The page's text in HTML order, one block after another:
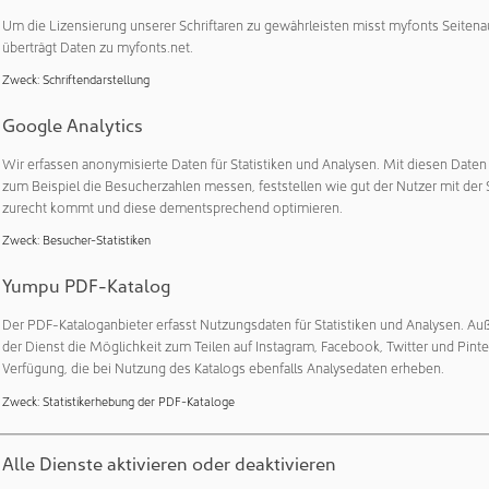
von der Science Based Target Initiative (SBTi) validiert
Klimaabkommen stehen.
David Tourneur, Country Manager für Elis Deutschland
Country Manager für Elis Deutschland und Österreich:
DNA und zu den Top 5% von 150.000 Teilnehmenden –
– zu gehören, zeigt, wie ernst wir unsere Verantwortung
nehmen und dass wir auf dem richtigen Weg sind."
Kontakte zeigen
Veröffentlichungen: Weitere Veröffentlichungen dieses Unternehmens
Weitere Artikel zu diesen Rubriken:
Um die Lizensierung unserer Schriftaren zu gewährleisten misst myfonts
überträgt Daten zu myfonts.net.
Zweck: Schriftendarstellung
Google Analytics
Wir erfassen anonymisierte Daten für Statistiken und Analysen. Mit diesen
zum Beispiel die Besucherzahlen messen, feststellen wie gut der Nutzer mit der
zurecht kommt und diese dementsprechend optimieren.
Zweck: Besucher-Statistiken
Yumpu PDF-Katalog
Der PDF-Kataloganbieter erfasst Nutzungsdaten für Statistiken und Analysen.
der Dienst die Möglichkeit zum Teilen auf Instagram, Facebook, Twitter und
Verfügung, die bei Nutzung des Katalogs ebenfalls Analysedaten erheben.
Zweck: Statistikerhebung der PDF-Kataloge
Alle Dienste aktivieren oder deaktivieren